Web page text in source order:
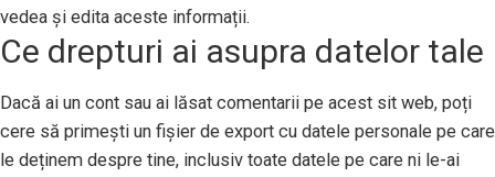
vedea și edita aceste informații.
Ce drepturi ai asupra datelor tale
Dacă ai un cont sau ai lăsat comentarii pe acest sit web, poți
cere să primești un fișier de export cu datele personale pe care
le deținem despre tine, inclusiv toate datele pe care ni le-ai